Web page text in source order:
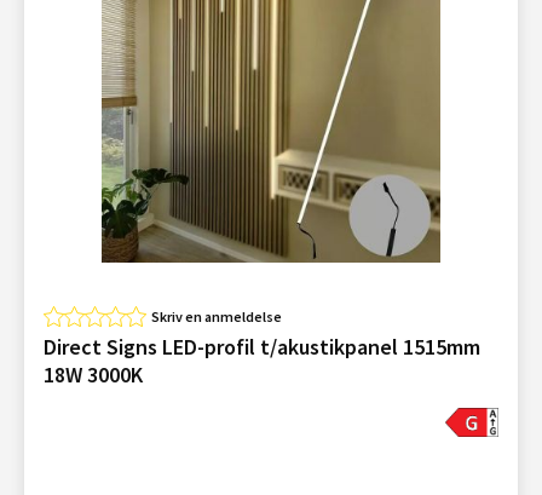
Skriv en anmeldelse
Direct Signs LED-profil t/akustikpanel 1515mm
18W 3000K